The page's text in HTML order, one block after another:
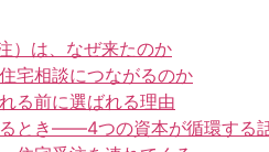
）は、なぜ来たのか
宅相談につながるのか
る前に選ばれる理由
とき――4つの資本が循環する